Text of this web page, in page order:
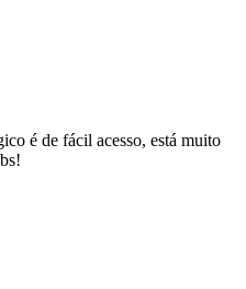
é de fácil acesso, está muito